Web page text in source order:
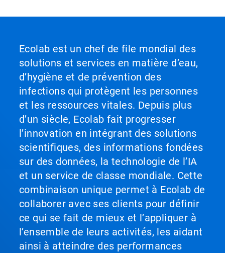
Ecolab est un chef de file mondial des
solutions et services en matière d’eau,
d’hygiène et de prévention des
infections qui protègent les personnes
et les ressources vitales. Depuis plus
d’un siècle, Ecolab fait progresser
l’innovation en intégrant des solutions
scientifiques, des informations fondées
sur des données, la technologie de l’IA
et un service de classe mondiale. Cette
combinaison unique permet à Ecolab de
collaborer avec ses clients pour définir
ce qui se fait de mieux et l’appliquer à
l’ensemble de leurs activités, les aidant
ainsi à atteindre des performances